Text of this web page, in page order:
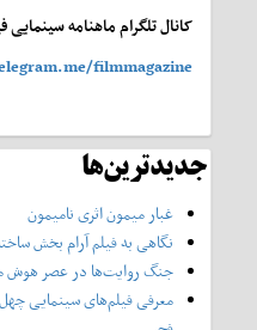
کانال تلگرام ماهنامه سینمایی
filmmagazine
جدیدترین‌ها
غبار میمون اثری نامیمون
نگاهی به فیلم آرام بخش
جنگ روایت‌ها در عصر
معرفی فیلم‌های سینمایی